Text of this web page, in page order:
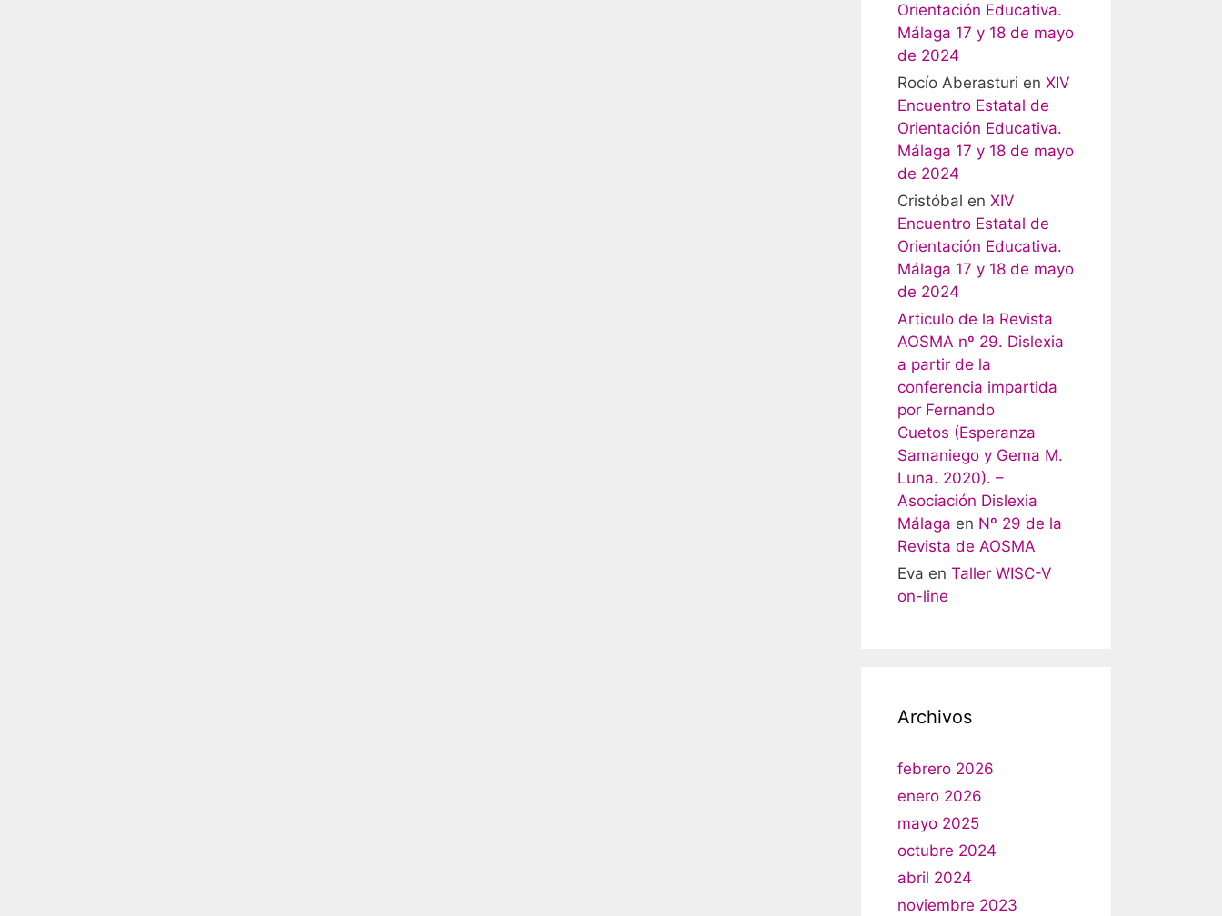
Orientación Educativa.
Málaga 17 y 18 de mayo
de 2024
Rocío Aberasturi en XIV
Encuentro Estatal de
Orientación Educativa.
Málaga 17 y 18 de mayo
de 2024
Cristóbal en XIV
Encuentro Estatal de
Orientación Educativa.
Málaga 17 y 18 de mayo
de 2024
Articulo de la Revista
AOSMA nº 29. Dislexia
a partir de la
conferencia impartida
por Fernando
Cuetos (Esperanza
Samaniego y Gema M.
Luna. 2020). –
Asociación Dislexia
Málaga en Nº 29 de la
Revista de AOSMA
Eva en Taller WISC-V
on-line
Archivos
febrero 2026
enero 2026
mayo 2025
octubre 2024
abril 2024
noviembre 2023